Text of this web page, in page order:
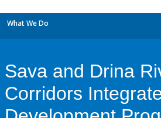
What We Do
Sava and Drina
Corridors